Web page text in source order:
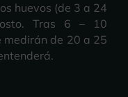
huevos (de 3 a 24
Tras 6 – 10
medirán de 20 a 25